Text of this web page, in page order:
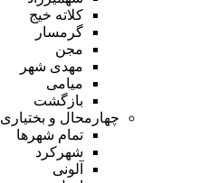
کلاته خیج
گرمسار
مجن
مهدی شهر
میامی
بازگشت
چهارمحال و بختیاری
تمام شهر‌ها
شهرکرد
آلونی